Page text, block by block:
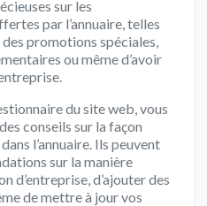
sur les
par l’annuaire, telles
promotions spéciales,
ou même d’avoir
du site web, vous
conseils sur la façon
l’annuaire. Ils peuvent
sur la manière
d’entreprise, d’ajouter des
de mettre à jour vos